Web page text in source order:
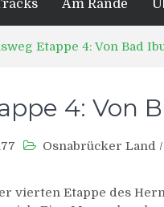
Am Rande
Etappe 4: Von Bad
4: Von
Osnabrücker Land /
vierten Etappe des